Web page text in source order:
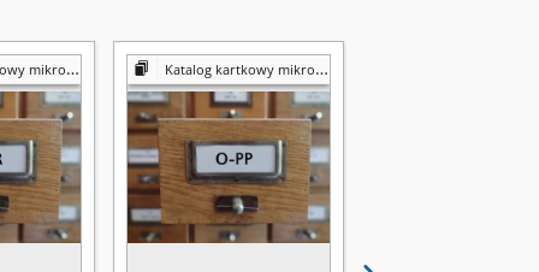
mikrofilmów Katalog kartkowy mikrofilmów